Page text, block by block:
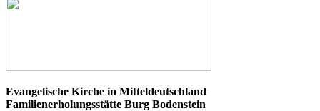
Evangelische Kirche in Mitteldeutschland
Familienerholungsstätte Burg Bodenstein